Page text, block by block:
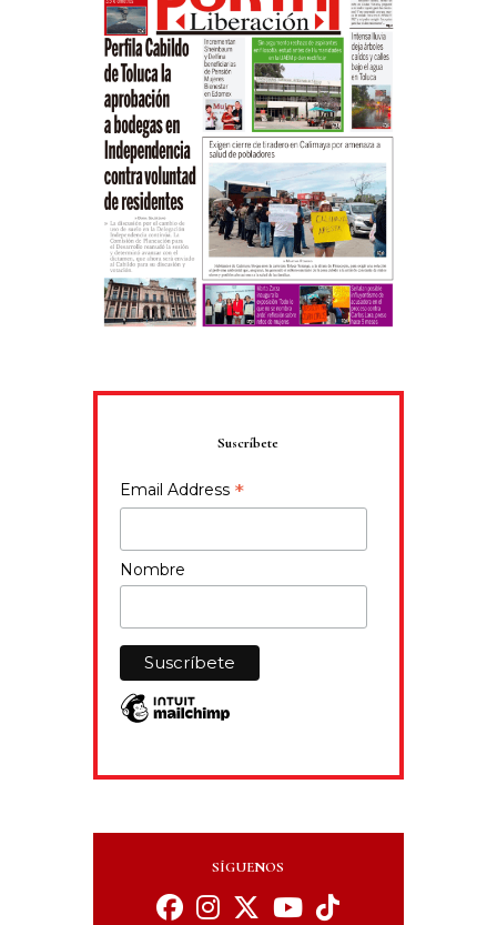
Suscríbete
Email Address *
Nombre
SÍGUENOS